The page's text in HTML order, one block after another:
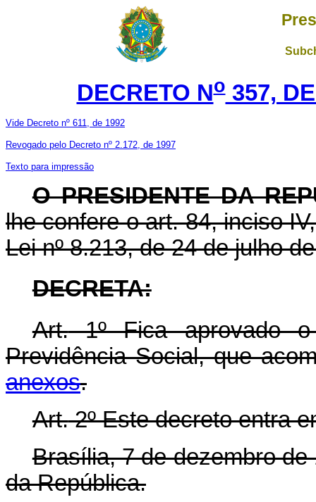
DECRETO No357,
Vide Decreto nº 611, de 1992
Revogado pelo Decreto nº 2.172, de 1997
Texto para impressão
O PRESIDENTE DA
lhe confere o art. 84, inciso
Lei nº 8.213, de 24 de julho
DECRETA:
Art.1º Fica aprovado o
Previdência Social, que
anexos.
Art.2º Este decreto entra
Brasília, 7 de dezembro de
da República.